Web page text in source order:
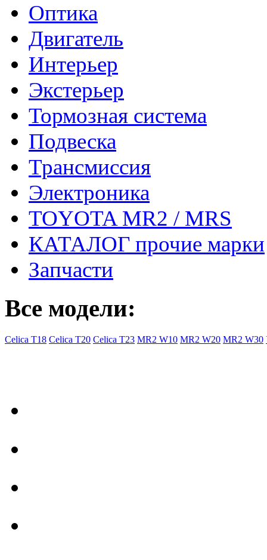
Оптика
Двигатель
Интерьер
Экстерьер
Тормозная система
Подвеска
Трансмиссия
Электроника
TOYOTA MR2 / MRS
КАТАЛОГ прочие марки
Запчасти
Все модели:
Celica T18 Celica T20 Celica T23 MR2 W10 MR2 W20 MR2 W30